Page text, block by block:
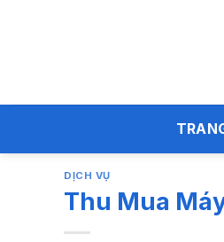
DỊCH VỤ
Thu Mua